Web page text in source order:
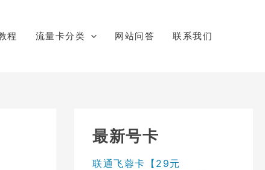
程 流量卡分类 网站问答 联系我们
最新号卡
联通飞蓉卡【29元